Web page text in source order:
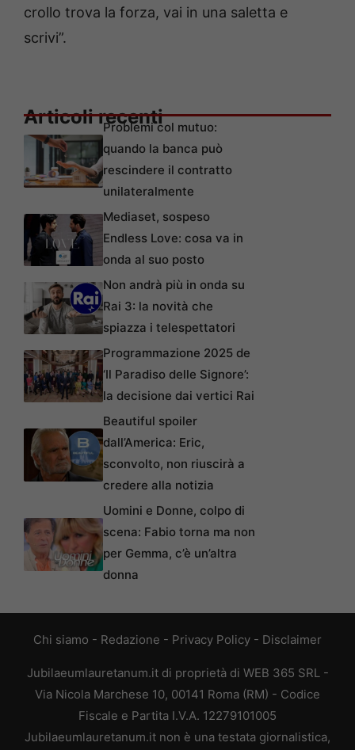
crollo trova la forza, vai in una saletta e
scrivi”.
Articoli recenti
Problemi col mutuo:
quando la banca può
rescindere il contratto
unilateralmente
Mediaset, sospeso
Endless Love: cosa va in
onda al suo posto
Non andrà più in onda su
Rai 3: la novità che
spiazza i telespettatori
Programmazione 2025 de
‘Il Paradiso delle Signore’:
la decisione dai vertici Rai
Beautiful spoiler
dall’America: Eric,
sconvolto, non riuscirà a
credere alla notizia
Uomini e Donne, colpo di
scena: Fabio torna ma non
per Gemma, c’è un’altra
donna
Chi siamo - Redazione - Privacy Policy - Disclaimer
Jubilaeumlauretanum.it di proprietà di WEB 365 SRL -
Via Nicola Marchese 10, 00141 Roma (RM) - Codice
Fiscale e Partita I.V.A. 12279101005
Jubilaeumlauretanum.it non è una testata giornalistica,